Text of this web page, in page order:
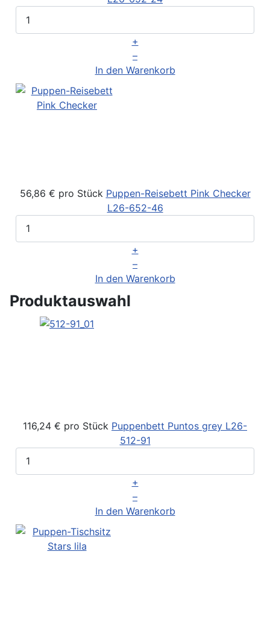
+
–
In den Warenkorb
56,86 € pro Stück Puppen-Reisebett Pink Checker
L26-652-46
+
–
In den Warenkorb
Produktauswahl
116,24 € pro Stück Puppenbett Puntos grey L26-
512-91
+
–
In den Warenkorb